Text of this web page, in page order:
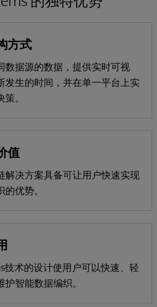
方式
数据源的数据，提供实时可视
发生的时间，并在单一平台上实
。
值
解决方案具备可让用户快速实现
优势。
技术的设计使用户可以快速、轻
智能数据编织。